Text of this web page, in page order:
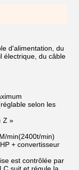
d'alimentation, du
électrique, du câble
selon les
Z »
min(2400t/min)
+ convertisseur
est contrôlée par